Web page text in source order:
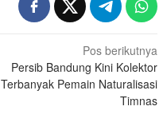
Pos berikutnya
Persib Bandung Kini Kolektor
Terbanyak Pemain Naturalisasi
Timnas